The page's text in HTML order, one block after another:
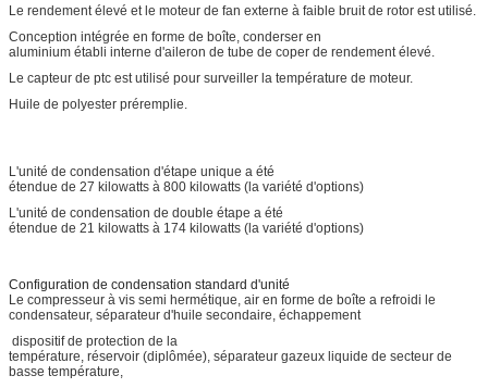
Le rendement élevé et le moteur de fan externe à faible bruit de rotor est utilisé.
Conception intégrée en forme de boîte, conderser en
aluminium établi interne d'aileron de tube de coper de rendement élevé.
Le capteur de ptc est utilisé pour surveiller la température de moteur.
Huile de polyester préremplie.
L'unité de condensation d'étape unique a été
étendue de 27 kilowatts à 800 kilowatts (la variété d'options)
L'unité de condensation de double étape a été
étendue de 21 kilowatts à 174 kilowatts (la variété d'options)
Configuration de condensation standard d'unité
Le compresseur à vis semi hermétique, air en forme de boîte a refroidi le
condensateur, séparateur d'huile secondaire, échappement
dispositif de protection de la
température, réservoir (diplômée), séparateur gazeux liquide de secteur de
basse température,